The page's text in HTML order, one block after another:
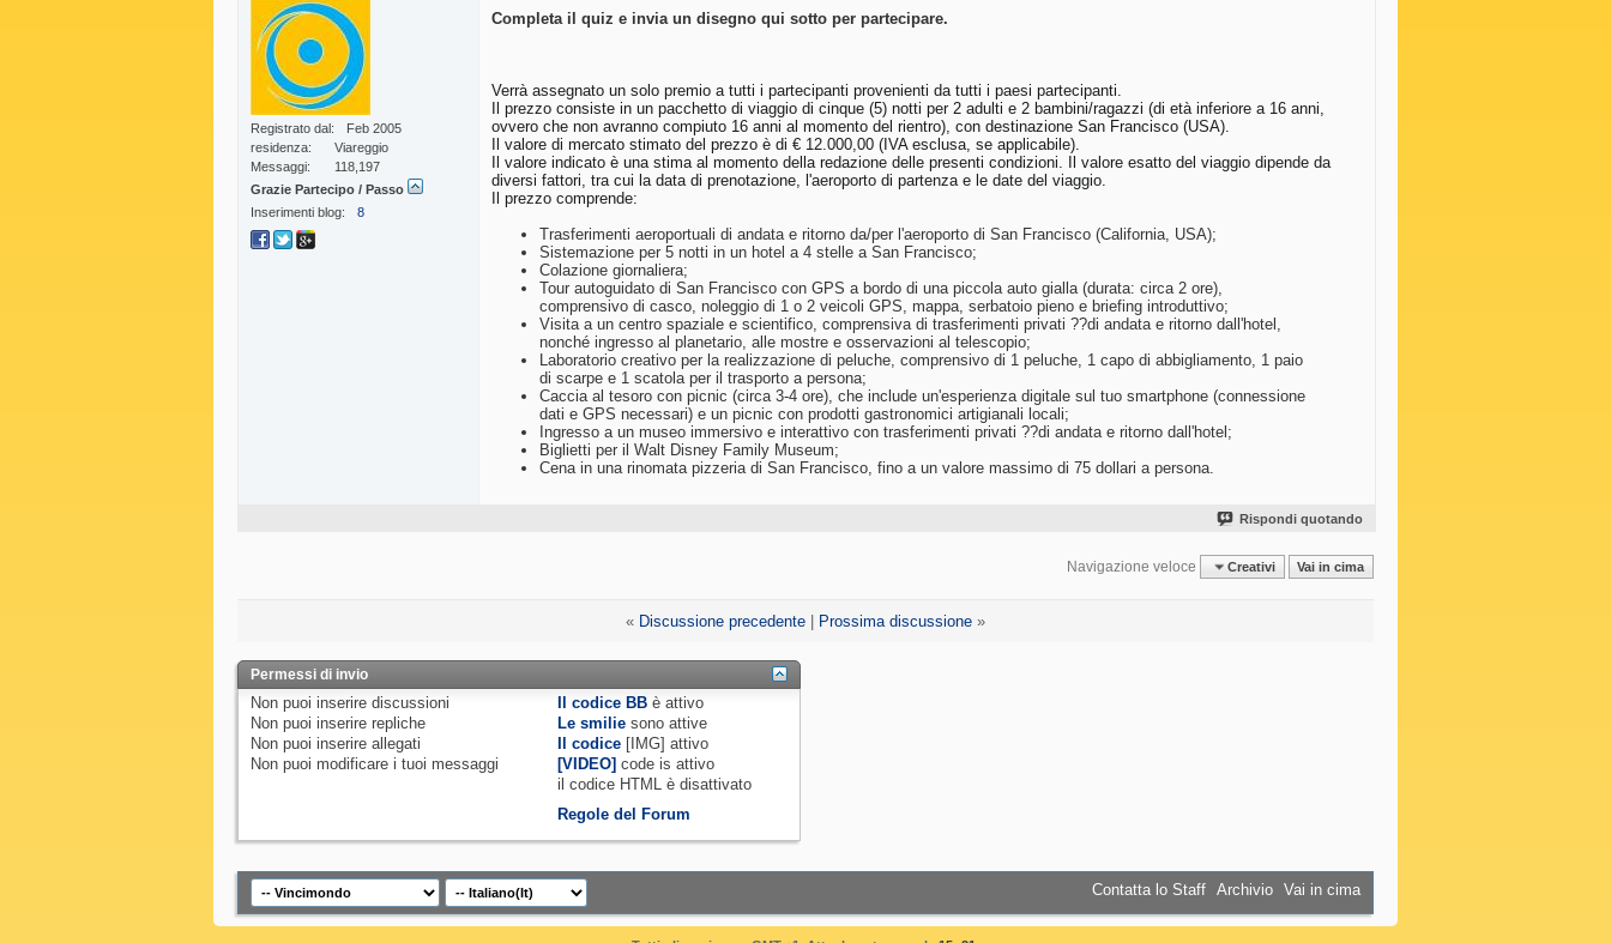
Registrato dal
Feb 2005
residenza
Viareggio
Messaggi
118,197
Grazie Partecipo / Passo
Inserimenti blog
8
Completa il quiz e invia un disegno qui sotto per partecipare.
Verrà assegnato un solo premio a tutti i partecipanti provenienti da tutti i paesi partecipanti.
Il prezzo consiste in un pacchetto di viaggio di cinque (5) notti per 2 adulti e 2 bambini/ragazzi (di età inferiore a 16 anni,
ovvero che non avranno compiuto 16 anni al momento del rientro), con destinazione San Francisco (USA).
Il valore di mercato stimato del prezzo è di € 12.000,00 (IVA esclusa, se applicabile).
Il valore indicato è una stima al momento della redazione delle presenti condizioni. Il valore esatto del viaggio dipende da
diversi fattori, tra cui la data di prenotazione, l'aeroporto di partenza e le date del viaggio.
Il prezzo comprende:
Trasferimenti aeroportuali di andata e ritorno da/per l'aeroporto di San Francisco (California, USA);
Sistemazione per 5 notti in un hotel a 4 stelle a San Francisco;
Colazione giornaliera;
Tour autoguidato di San Francisco con GPS a bordo di una piccola auto gialla (durata: circa 2 ore),
comprensivo di casco, noleggio di 1 o 2 veicoli GPS, mappa, serbatoio pieno e briefing introduttivo;
Visita a un centro spaziale e scientifico, comprensiva di trasferimenti privati ??di andata e ritorno dall'hotel,
nonché ingresso al planetario, alle mostre e osservazioni al telescopio;
Laboratorio creativo per la realizzazione di peluche, comprensivo di 1 peluche, 1 capo di abbigliamento, 1 paio
di scarpe e 1 scatola per il trasporto a persona;
Caccia al tesoro con picnic (circa 3-4 ore), che include un'esperienza digitale sul tuo smartphone (connessione
dati e GPS necessari) e un picnic con prodotti gastronomici artigianali locali;
Ingresso a un museo immersivo e interattivo con trasferimenti privati ??di andata e ritorno dall'hotel;
Biglietti per il Walt Disney Family Museum;
Cena in una rinomata pizzeria di San Francisco, fino a un valore massimo di 75 dollari a persona.
Rispondi quotando
Navigazione veloce Creativi Vai in cima
« Discussione precedente Prossima discussione »
Permessi di invio
Non puoi inserire discussioni
Non puoi inserire repliche
Non puoi inserire allegati
Non puoi modificare i tuoi messaggi
Il codice BB èattivo
Le smilie sono attive
Il codice [IMG]attivo
[VIDEO] code isattivo
il codice HTML èdisattivato
Regole del Forum
Contatta lo Staff Archivio Vai in cima